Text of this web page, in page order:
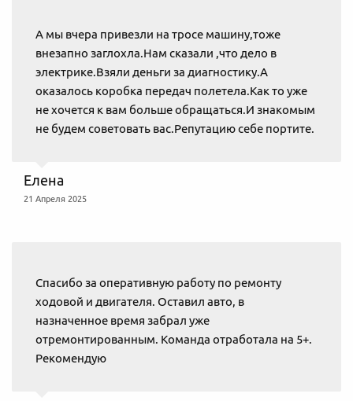
А мы вчера привезли на тросе машину,тоже
внезапно заглохла.Нам сказали ,что дело в
электрике.Взяли деньги за диагностику.А
оказалось коробка передач полетела.Как то уже
не хочется к вам больше обращаться.И знакомым
не будем советовать вас.Репутацию себе портите.
Елена
21 Апреля 2025
Спасибо за оперативную работу по ремонту
ходовой и двигателя. Оставил авто, в
назначенное время забрал уже
отремонтированным. Команда отработала на 5+.
Рекомендую